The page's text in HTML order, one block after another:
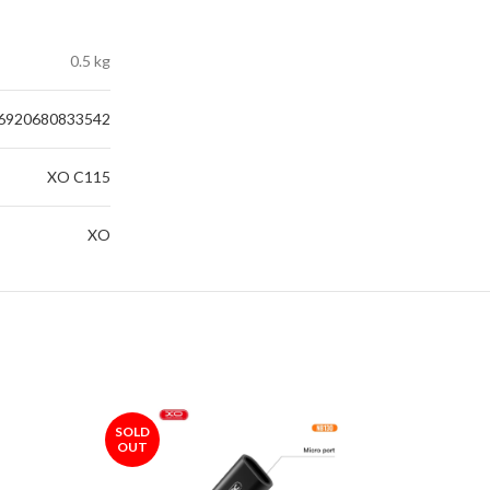
0.5 kg
XO C115
XO
SOLD
OUT